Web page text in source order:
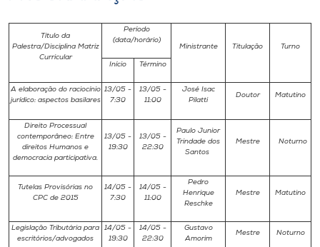
Título da
Palestra/Disciplina Matriz
Curricular
Período
(data/horário)
Ministrante
Titulação Turno
Início Término
A elaboração do raciocínio
jurídico: aspectos basilares
13/05 -
7:30
13/05 -
11:00
José Isac
Pilatti
Doutor Matutino
Direito Processual
contemporâneo: Entre
direitos Humanos e
democracia participativa.
13/05 -
19:30
13/05 -
22:30
Paulo Junior
Trindade dos
Santos
Mestre Noturno
Tutelas Provisórias no
CPC de 2015
14/05 -
7:30
14/05 -
11:00
Pedro
Henrique
Reschke
Mestre Matutino
Legislação Tributária para
escritórios/advogados
14/05 -
19:30
14/05 -
22:30
Gustavo
Amorim
Mestre Noturno